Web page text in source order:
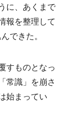
に、あくまで
報を整理して
できた。
すものとなっ
常識」を崩さ
始まってい